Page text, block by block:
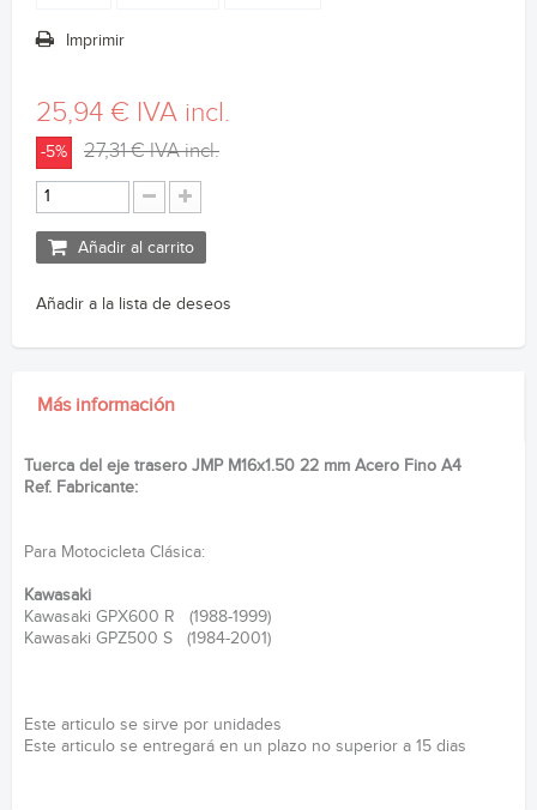
Imprimir
25,94 € IVA incl.
-5% 27,31 €IVA incl.
Añadir al carrito
Añadir a la lista de deseos
Más información
Tuerca del eje trasero JMP M16x1.50 22 mm Acero Fino A4
Ref. Fabricante:
Para Motocicleta Clásica:
Kawasaki
Kawasaki GPX600 R (1988-1999)
Kawasaki GPZ500 S (1984-2001)
Este articulo se sirve por unidades
Este articulo se entregará en un plazo no superior a 15 dias